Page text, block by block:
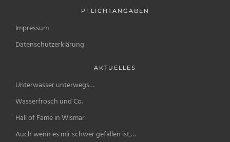
PFLICHTANGABEN
Impressum
Datenschutzerklärung
AKTUELLES
Unterwasser unterwegs…
Wasserfrosch und Co.
Hall of Fame in Wismar
Auch wenn es mir schwer gefallen ist,…